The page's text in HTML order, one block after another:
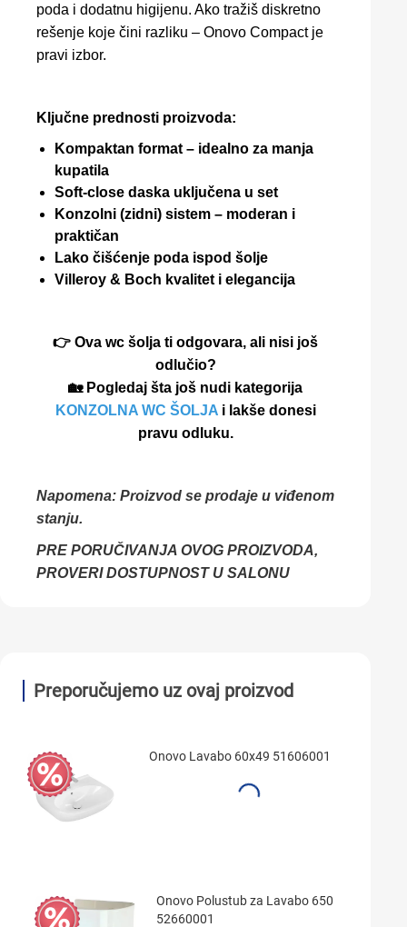
poda i dodatnu higijenu. Ako tražiš diskretno
rešenje koje čini razliku – Onovo Compact je
pravi izbor.
Ključne prednosti proizvoda:
Kompaktan format – idealno za manja
kupatila
Soft-close daska uključena u set
Konzolni (zidni) sistem – moderan i
praktičan
Lako čišćenje poda ispod šolje
Villeroy & Boch kvalitet i elegancija
👉 Ova wc šolja ti odgovara, ali nisi još
odlučio?
🏡 Pogledaj šta još nudi kategorija
KONZOLNA WC ŠOLJAi lakše donesi
pravu odluku.
Napomena: Proizvod se prodaje u viđenom
stanju.
PRE PORUČIVANJA OVOG PROIZVODA,
PROVERI DOSTUPNOST U SALONU
Preporučujemo uz ovaj proizvod
Onovo Lavabo 60x49 51606001
Onovo Polustub za Lavabo 650
52660001